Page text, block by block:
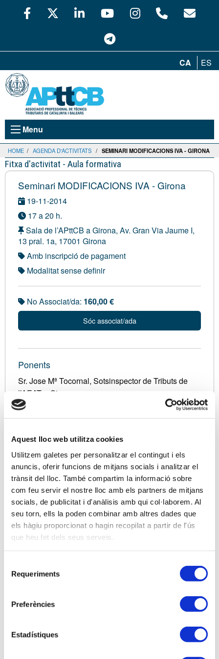
Aquest lloc web utilitza cookies
Utilitzem galetes per personalitzar el contingut i els
anuncis, oferir funcions de mitjans socials i analitzar el
trànsit del lloc. També compartim la informació sobre
com feu servir el nostre lloc amb els partners de mitjans
socials, de publicitat i d'anàlisis amb qui col·laborem. Al
seu torn, ells la poden combinar amb altres dades que
els hàgiu proporcionat o hagin recopilat a partir de l'ús
que heu fet dels seus serveis.
Requeriments
Preferències
Estadístiques
CA ES
Menu
HOME / AGENDA D'ACTIVITATS / SEMINARI MODIFICACIONS IVA - GIRONA
Fitxa d'activitat - Aula formativa
Seminari MODIFICACIONS IVA - Girona
19-11-2014
17 a 20 h.
Sala de l’APttCB a Girona, Av. Gran Via Jaume I,
13 pral. 1a, 17001 Girona
Amb inscripció de pagament
Modalitat sense definir
No Associat/da: 160,00 €
Sóc associat/ada
Ponents
Sr. Jose Mª Tocornal, Sotsinspector de Tributs de
l’AEAT a Girona
Les modificacions publicades en el BOGC del 6
d’agost es realitzen en el marc de la reforma del
sistema tributari. Segons es menciona en el text
“Exposición de Motivos del Proyecto de la Ley”, la
reforma incorpora diverses modificacions en la
norma reguladora de l’IVA amb l’objecte d’adequar-
la, en la major mesura, a la normativa comunitària
que regula el tribut, en la seva redacció donada per
posteriors directives.
necessitat d’ajust de la directiva, derivant de la
obligació d’executar diverses sentències del
Tribunal de Justícia de la Unió Europea que
incideixen en la nostra normativa interna.
Es diu en el text “Exposición de Motivos”, que
d’aquesta manera, s’intenta establir un marc jurídic